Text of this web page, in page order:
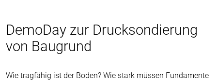
DemoDay zur Drucksondierung
von Baugrund
Wie tragfähig ist der Boden? Wie stark müssen Fundamente